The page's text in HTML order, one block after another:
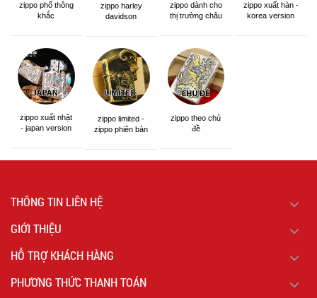
zippo phổ thông
khắc
zippo harley
davidson
zippo dành cho
thị trường châu
zippo xuất hàn -
korea version
zippo xuất nhật
- japan version
zippo limited -
zippo phiên bản
zippo theo chủ
đề
THÔNG TIN LIÊN HỆ
GIỚI THIỆU
HỖ TRỢ KHÁCH HÀNG
PHƯƠNG THỨC THANH TOÁN